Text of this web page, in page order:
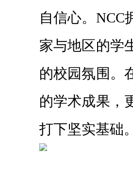
自信心。 NCC
家与地区的学
的校园氛围。
的学术成果，
打下坚实基础